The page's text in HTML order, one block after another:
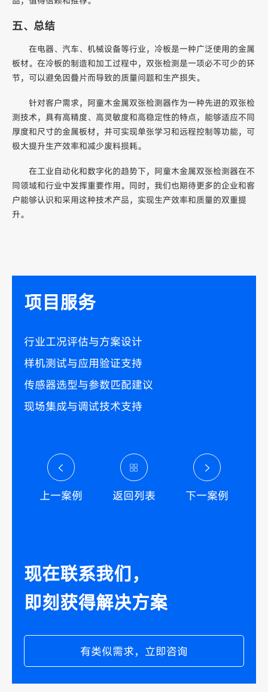
五、总结
在电器、汽车、机械设备等行业，冷板是一种广泛使用的金属
板材。在冷板的制造和加工过程中，双张检测是一项必不可少的环
节，可以避免因叠片而导致的质量问题和生产损失。
针对客户需求，阿童木金属双张检测器作为一种先进的双张检
测技术，具有高精度、高灵敏度和高稳定性的特点，能够适应不同
厚度和尺寸的金属板材，并可实现单张学习和远程控制等功能，可
极大提升生产效率和减少废料损耗。
在工业自动化和数字化的趋势下，阿童木金属双张检测器在不
同领域和行业中发挥重要作用。同时，我们也期待更多的企业和客
户能够认识和采用这种技术产品，实现生产效率和质量的双重提
升。
项目服务
行业工况评估与方案设计
样机测试与应用验证支持
传感器选型与参数匹配建议
现场集成与调试技术支持
上一案例 返回列表 下一案例
现在联系我们，
即刻获得解决方案
有类似需求，立即咨询